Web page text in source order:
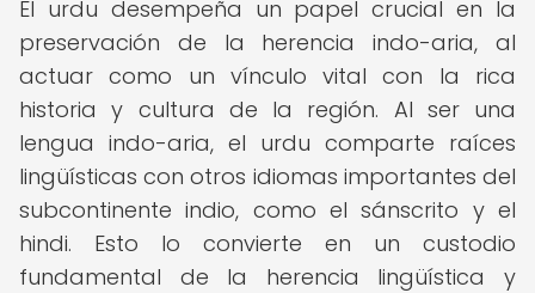
El urdu desempeña un papel crucial en la
preservación de la herencia indo-aria, al
actuar como un vínculo vital con la rica
historia y cultura de la región. Al ser una
lengua indo-aria, el urdu comparte raíces
lingüísticas con otros idiomas importantes del
subcontinente indio, como el sánscrito y el
hindi. Esto lo convierte en un custodio
fundamental de la herencia lingüística y